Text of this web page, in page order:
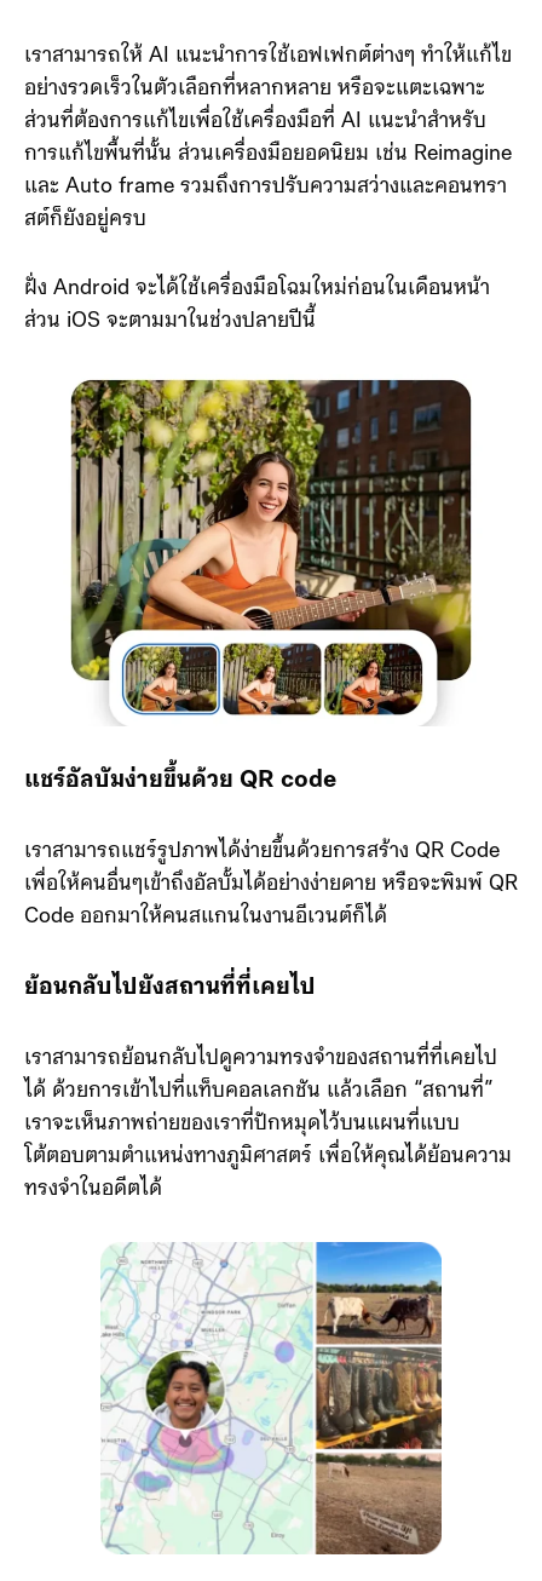
เราสามารถให้ AI แนะนำการใช้เอฟเฟกต์ต่างๆ ทำให้แก้ไข
อย่างรวดเร็วในตัวเลือกที่หลากหลาย หรือจะแตะเฉพาะ
ส่วนที่ต้องการแก้ไขเพื่อใช้เครื่องมือที่ AI แนะนำสำหรับ
การแก้ไขพื้นที่นั้น ส่วนเครื่องมือยอดนิยม เช่น Reimagine
และ Auto frame รวมถึงการปรับความสว่างและคอนทรา
สต์ก็ยังอยู่ครบ
ฝั่ง Android จะได้ใช้เครื่องมือโฉมใหม่ก่อนในเดือนหน้า
ส่วน iOS จะตามมาในช่วงปลายปีนี้
แชร์อัลบัมง่ายขึ้นด้วย QR code
เราสามารถแชร์รูปภาพได้ง่ายขึ้นด้วยการสร้าง QR Code
เพื่อให้คนอื่นๆเข้าถึงอัลบั้มได้อย่างง่ายดาย หรือจะพิมพ์ QR
Code ออกมาให้คนสแกนในงานอีเวนต์ก็ได้
ย้อนกลับไปยังสถานที่ที่เคยไป
เราสามารถย้อนกลับไปดูความทรงจำของสถานที่ที่เคยไป
ได้ ด้วยการเข้าไปที่แท็บคอลเลกชัน แล้วเลือก “สถานที่”
เราจะเห็นภาพถ่ายของเราที่ปักหมุดไว้บนแผนที่แบบ
โต้ตอบตามตำแหน่งทางภูมิศาสตร์ เพื่อให้คุณได้ย้อนความ
ทรงจำในอดีตได้